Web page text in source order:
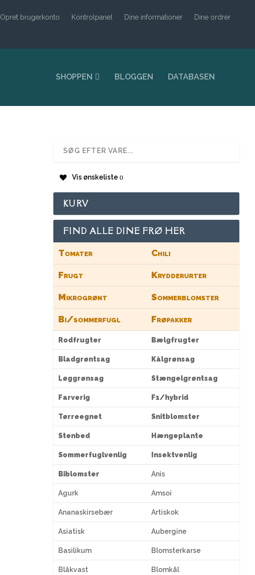
Opret brugerkonto Kontrolpanel Dine informationer Dine ordrer
SHOPPEN BLOGGEN DATABASEN
Vis ønskeliste
KURV
FIND ALLE DINE FRØ HER
Tomater Chili
Frugt Krydderurter
Mikrogrønt Sommerblomster
Bi/sommerfugl Frøpakker
Rodfrugter Bælgfrugter
Bladgrøntsag Kålgrønsag
Løggrønsag Stængelgrøntsag
Farverig F1/hybrid
Tørreegnet Snitblomster
Stenbed Hængeplante
Sommerfuglvenlig Insektvenlig
Biblomster Anis
Agurk Amsoi
Ananaskirsebær Artiskok
Asiatisk Aubergine
Basilikum Blomsterkarse
Blåkvast Blomkål